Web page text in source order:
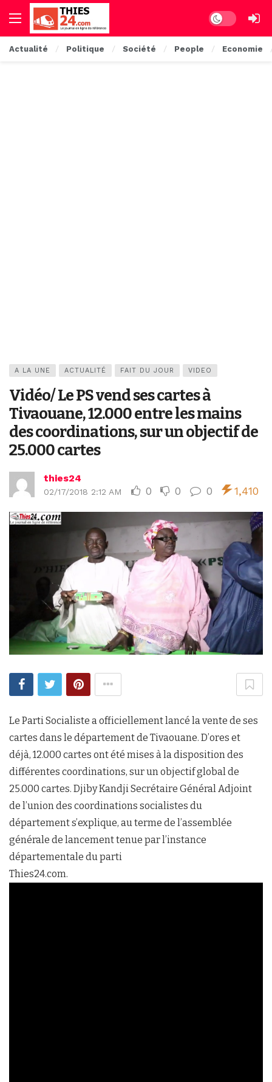
Dark mode
Actualité Politique Société People Economie
A LA UNE ACTUALITÉ FAIT DU JOUR VIDEO
Vidéo/ Le PS vend ses cartes à
Tivaouane, 12.000 entre les mains
des coordinations, sur un objectif de
25.000 cartes
thies24
02/17/2018 2:12 AM 0 0 0 1,410
Le Parti Socialiste a officiellement lancé la vente de ses
cartes dans le département de Tivaouane. D’ores et
déjà, 12.000 cartes ont été mises à la disposition des
différentes coordinations, sur un objectif global de
25.000 cartes. Djiby Kandji Secrétaire Général Adjoint
de l’union des coordinations socialistes du
département s’explique, au terme de l’assemblée
générale de lancement tenue par l’instance
départementale du parti
Thies24.com.